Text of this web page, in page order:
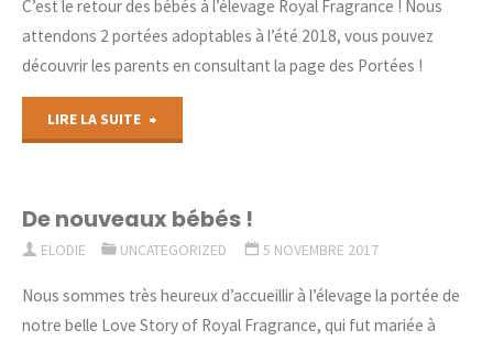
C’est le retour des bébés à l’élevage Royal Fragrance ! Nous
attendons 2 portées adoptables à l’été 2018, vous pouvez
découvrir les parents en consultant la page des Portées !
LIRE LA SUITE
à
venir
!"
De nouveaux bébés !
ELODIE UNCATEGORIZED 5 NOVEMBRE 2017
Nous sommes très heureux d’accueillir à l’élevage la portée de
notre belle Love Story of Royal Fragrance, qui fut mariée à